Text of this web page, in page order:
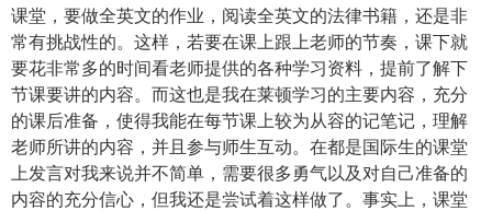
课堂，要做全英文的作业，阅读全英文的法律书籍，还是非
常有挑战性的。这样，若要在课上跟上老师的节奏，课下就
要花非常多的时间看老师提供的各种学习资料，提前了解下
节课要讲的内容。而这也是我在莱顿学习的主要内容，充分
的课后准备，使得我能在每节课上较为从容的记笔记，理解
老师所讲的内容，并且参与师生互动。在都是国际生的课堂
上发言对我来说并不简单，需要很多勇气以及对自己准备的
内容的充分信心，但我还是尝试着这样做了。事实上，课堂